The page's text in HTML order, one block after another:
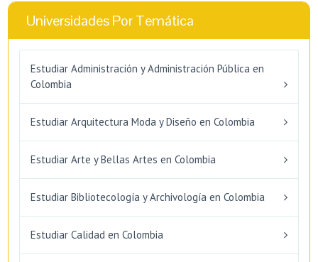
Universidades Por Temática
Estudiar Administración y Administración Pública en
Colombia
Estudiar Arquitectura Moda y Diseño en Colombia
Estudiar Arte y Bellas Artes en Colombia
Estudiar Bibliotecología y Archivología en Colombia
Estudiar Calidad en Colombia